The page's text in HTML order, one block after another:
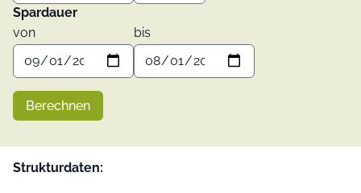
Spardauer
von
bis
Berechnen
Strukturdaten: